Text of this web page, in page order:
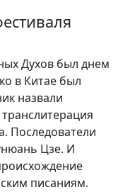
Духов был днем
в Китае был
назвали
Последователи
Цзе. И
писаниям.